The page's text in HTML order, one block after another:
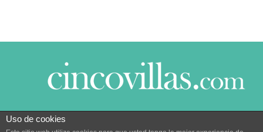
© 2014 CINCO VILLAS CONTIGO DESDE EL AÑO
Uso de cookies